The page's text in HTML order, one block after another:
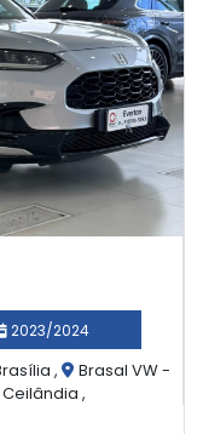
2023/2024
,
Brasal VW -
,